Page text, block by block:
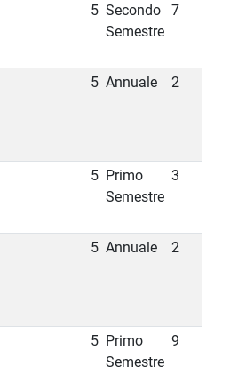
5 Secondo
Semestre
7
5 Annuale 2
5 Primo
Semestre
3
5 Annuale 2
5 Primo
Semestre
9